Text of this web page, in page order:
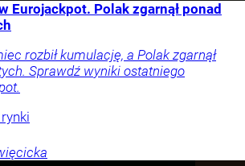
Eurojackpot. Polak zgarnął ponad
rozbił kumulację, a Polak zgarnął
Sprawdź wyniki ostatniego